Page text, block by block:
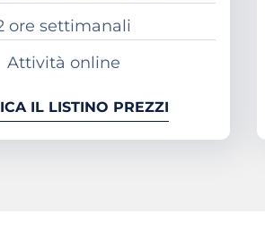
ore settimanali
Attività online
IL LISTINO PREZZI